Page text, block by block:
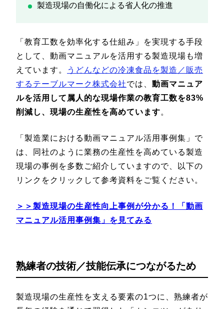
製造現場の自働化による省人化の推進
「教育工数を効率化する仕組み」を実現する手段
として、動画マニュアルを活用する製造現場も増
えています。
うどんなどの冷凍食品を製造／販売
するテーブルマーク株式会社では、 動画マニュア
ルを活用して属人的な現場作業の教育工数を83%
削減し、現場の生産性を高めています。
「製造業における動画マニュアル活用事例集」で
は、同社のように業務の生産性を高めている製造
現場の事例を多数ご紹介していますので、以下の
リンクをクリックして参考資料をご覧ください。
＞＞製造現場の生産性向上事例が分かる！「動画
マニュアル活用事例集」を見てみる
熟練者の技術／技能伝承につながるため
製造現場の生産性を支える要素の1つに、熟練者が